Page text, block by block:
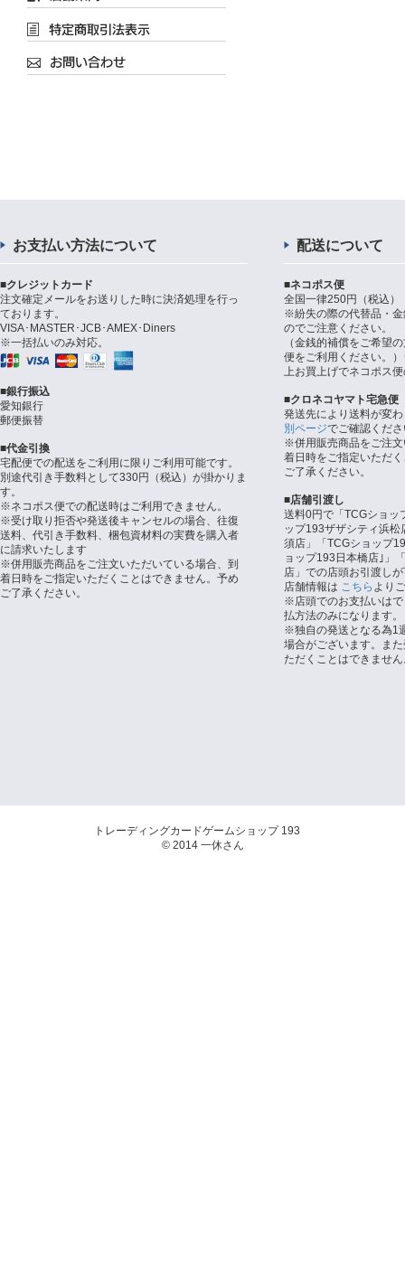
お支払い方法について
■クレジットカード
注文確定メールをお送りした時に決済処理を行っ
ております。
VISA･MASTER･JCB･AMEX･Diners
※一括払いのみ対応。
■銀行振込
愛知銀行
郵便振替
■代金引換
宅配便での配送をご利用に限りご利用可能です。
別途代引き手数料として330円（税込）が掛かりま
す。
※ネコポス便での配送時はご利用できません。
※受け取り拒否や発送後キャンセルの場合、往復
送料、代引き手数料、梱包資材料の実費を購入者
に請求いたします
※併用販売商品をご注文いただいている場合、到
着日時をご指定いただくことはできません。予め
ご了承ください。
配送について
■ネコポス便
全国一律250円（税込）
※紛失の際の代替品・
のでご注意ください。
（金銭的補償をご希望
便をご利用ください。
上お買上げでネコポス
■クロネコヤマト宅急便
発送先により送料が変
別ページでご確認くだ
※併用販売商品をご注
着日時をご指定いただ
ご了承ください。
■店舗引渡し
送料0円で「TCGショッ
ップ193ザザシティ浜
須店」「TCGショップ
ョップ193日本橋店｣」
店」での店頭お引渡し
店舗情報は こちら より
※店頭でのお支払いは
払方法のみになります。
※独自の発送となる為1
場合がございます。ま
ただくことはできませ
トレーディングカードゲームショップ 193
© 2014 一休さん